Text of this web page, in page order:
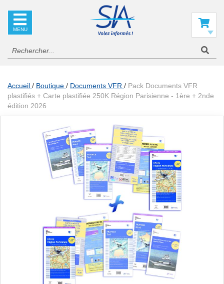
Accueil Boutique Documents VFR
Pack Documents VFR
plastifiés + Carte plastifiée 250K Région Parisienne - 1ère + 2nde
édition 2026